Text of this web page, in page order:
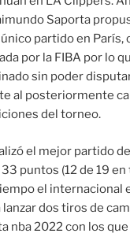
Saporta
partido en París,
por la FIBA por lo
sin poder
al posteriormente
del torneo.
el mejor partido
puntos (12 de 19 en
el internacional
dos tiros de
nba 2022 con los